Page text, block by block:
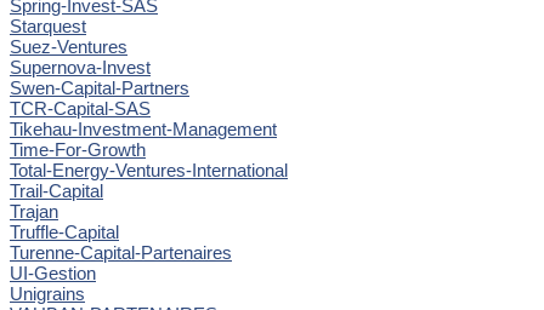
Spring-Invest-SAS
Starquest
Suez-Ventures
Supernova-Invest
Swen-Capital-Partners
TCR-Capital-SAS
Tikehau-Investment-Management
Time-For-Growth
Total-Energy-Ventures-International
Trail-Capital
Trajan
Truffle-Capital
Turenne-Capital-Partenaires
UI-Gestion
Unigrains